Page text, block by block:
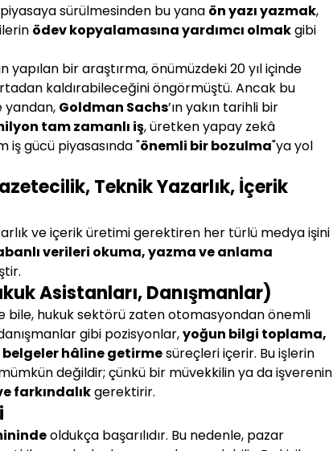
piyasaya sürülmesinden bu yana ön yazı yazmak,
ödev kopyalamasına yardımcı olmak gibi
yapılan bir araştırma, önümüzdeki 20 yıl içinde
kaldırabileceğini öngörmüştü. Ancak bu
yandan, Goldman Sachs’ın yakın tarihli bir
tam zamanlı iş, üretken yapay zekâ
gücü piyasasında "önemli bir bozulma"ya yol
Teknik Yazarlık, İçerik
ve içerik üretimi gerektiren her türlü medya işini
verileri okuma, yazma ve anlama
Asistanları, Danışmanlar)
bile, hukuk sektörü zaten otomasyondan önemli
gibi pozisyonlar, yoğun bilgi toplama,
belgeler hâline getirme süreçleri içerir. Bu işlerin
değildir; çünkü bir müvekkilin ya da işverenin
farkındalık gerektirir.
oldukça başarılıdır. Bu nedenle, pazar